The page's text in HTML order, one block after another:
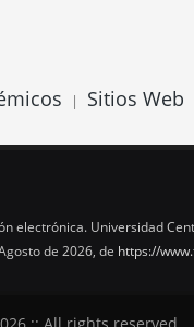
| Sitios Web
electrónica. Universidad
de 2026, de https://